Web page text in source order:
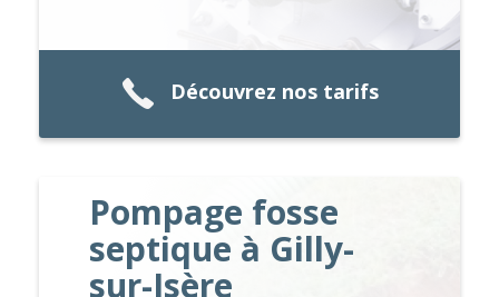
Découvrez nos tarifs
Pompage fosse
septique à Gilly-
sur-Isère